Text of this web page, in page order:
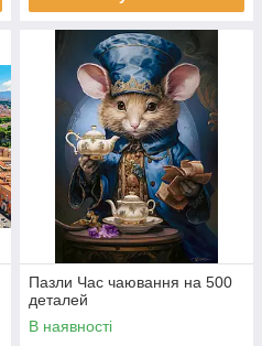
Пазли Час чаювання на 500
деталей
В наявності